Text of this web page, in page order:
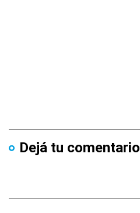
Dejá tu comentario